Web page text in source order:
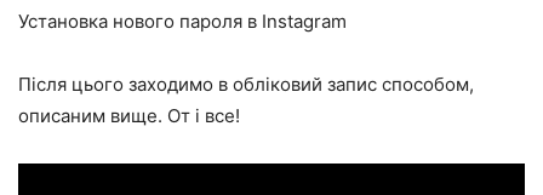
Установка нового пароля в Instagram
Після цього заходимо в обліковий запис способом,
описаним вище. От і все!